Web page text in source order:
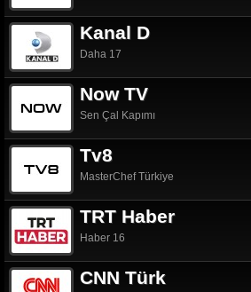
Kanal D
Daha 17
Now TV
Sen Çal Kapımı
Tv8
MasterChef Türkiye
TRT Haber
Haber 16
CNN Türk